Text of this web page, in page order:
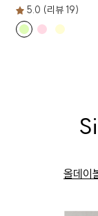
5.0 (리뷰 19)
올데이